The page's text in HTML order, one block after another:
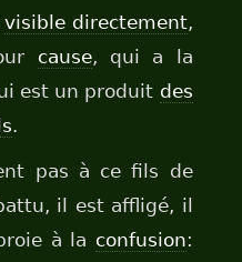
visible directement,
cause, qui a la
est un produit des
.
pas à ce fils de
il est affligé, il
à la confusion: